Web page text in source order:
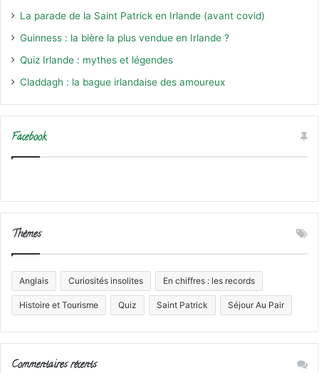
La parade de la Saint Patrick en Irlande (avant covid)
Guinness : la bière la plus vendue en Irlande ?
Quiz Irlande : mythes et légendes
Claddagh : la bague irlandaise des amoureux
Facebook
Thèmes
Anglais Curiosités insolites En chiffres : les records
Histoire et Tourisme Quiz Saint Patrick Séjour Au Pair
Commentaires récents